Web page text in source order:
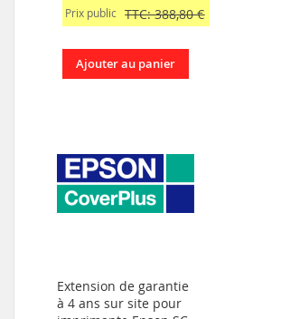
Prix public TTC: 388,80 €
Ajouter au panier
Extension de garantie
à 4 ans sur site pour